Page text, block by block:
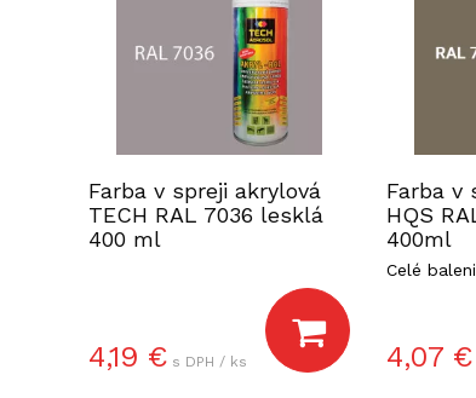
Farba v spreji akrylová
TECH RAL 7036 lesklá
400 ml
4,19 € s DPH / ks
Farba v
HQS
400ml
Celé
4,07 €